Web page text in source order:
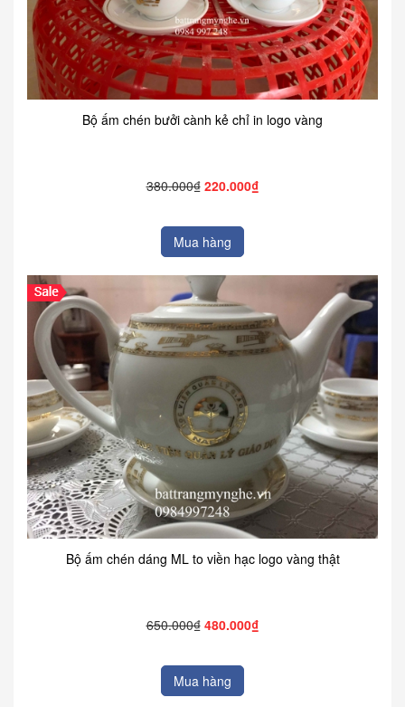
Bộ ấm chén bưởi cành kẻ chỉ in logo vàng
380.000₫ 220.000₫
Mua hàng
Bộ ấm chén dáng ML to viền hạc logo vàng thật
650.000₫ 480.000₫
Mua hàng